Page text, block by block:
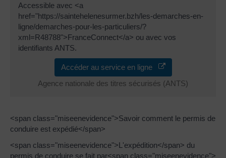
Accessible avec <a
href="https://saintehelenesurmer.bzh/les-demarches-en-
ligne/demarches-pour-les-particuliers/?
xml=R48788">FranceConnect</a> ou avec vos
identifiants ANTS.
Accéder au service en ligne
Agence nationale des titres sécurisés (ANTS)
<span class="miseenevidence">Savoir comment le permis de
conduire est expédié</span>
<span class="miseenevidence">L'expédition</span> du
permis de conduire se fait par<span class="miseenevidence">